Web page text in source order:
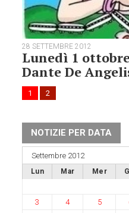
28 SETTEMBRE 2012
Lunedì 1
Dante De
1 2
NOTIZIE PER DATA
Settembre 2012
Lun Mar Mer
3
4 5